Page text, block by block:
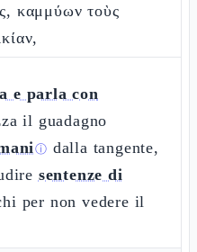
καμμύων τοὺς
e parla con
il guadagno
ⓘ dalla tangente,
sentenze di
per non vedere il